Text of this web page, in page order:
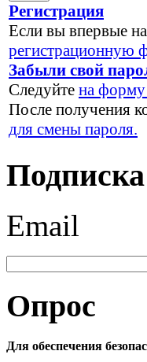
Регистрация
Если вы впервые
регистрационную
Забыли свой
Следуйте на форму
После получения
для смены пароля.
Подписка
Email
Опрос
Для обеспечения